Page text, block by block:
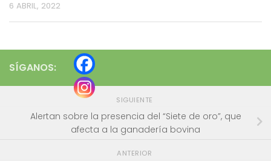
6 ABRIL, 2022
SÍGANOS:
SIGUIENTE
Alertan sobre la presencia del “Siete de oro”, que
afecta a la ganadería bovina
ANTERIOR